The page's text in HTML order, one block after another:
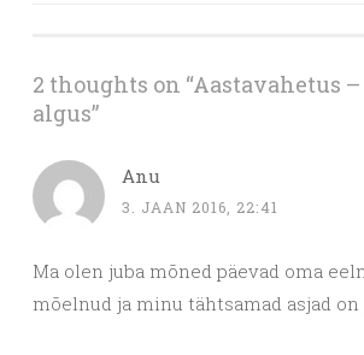
2 thoughts on “Aastavahetus
algus”
Anu
3. JAAN 2016, 22:41
Ma olen juba mõned päevad oma
mõelnud ja minu tähtsamad asjad on